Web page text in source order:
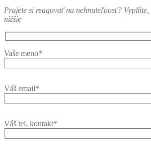
Prajete si reagovať na nehnuteľnosť?
nižšie
Vaše meno*
Váš email*
Váš tel. kontakt*